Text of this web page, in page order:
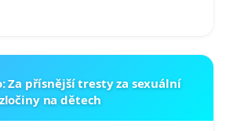
Za přísnější tresty za sexuální
zločiny na dětech